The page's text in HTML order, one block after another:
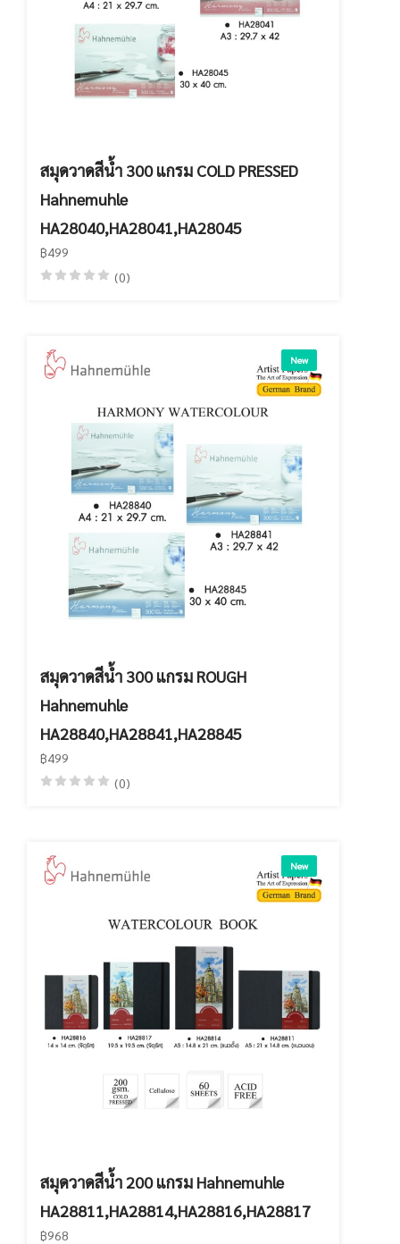
สมุดวาดสีน้ำ 300 แกรม COLD PRESSED
Hahnemuhle
HA28040,HA28041,HA28045
฿499
(0)
New
สมุดวาดสีน้ำ 300 แกรม ROUGH
Hahnemuhle
HA28840,HA28841,HA28845
฿499
(0)
New
สมุดวาดสีน้ำ 200 แกรม Hahnemuhle
HA28811,HA28814,HA28816,HA28817
฿968